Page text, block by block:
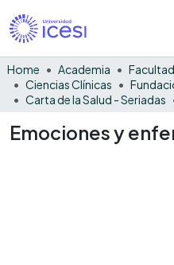
Home Academia
Ciencias Clínicas
Carta de la Salud - Seriadas
Emociones y